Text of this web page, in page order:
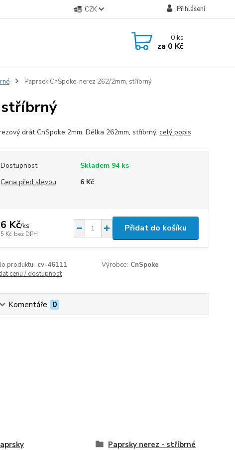
CZK Přihlášení
0ks
za 0 Kč
Paprsek CnSpoke, nerez 262/2mm, stříbrný
stříbrný
drát CnSpoke 2mm. Délka 262mm, stříbrný. celý popis
Dostupnost
Skladem 94 ks
Cena před slevou
6 Kč
6 Kč/ks
5 Kč bez DPH
Přidat do košíku
produktu: cv-46111 Výrobce: CnSpoke
cenu / dostupnost
Komentáře 0
Paprsky nerez - stříbrné